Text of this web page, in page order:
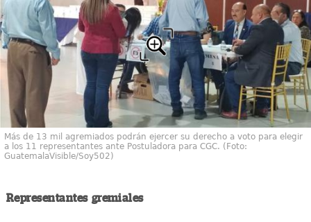
Más de 13 mil agremiados podrán ejercer su derecho a voto para elegir
a los 11 representantes ante Postuladora para CGC. (Foto:
GuatemalaVisible/Soy502)
Representantes gremiales